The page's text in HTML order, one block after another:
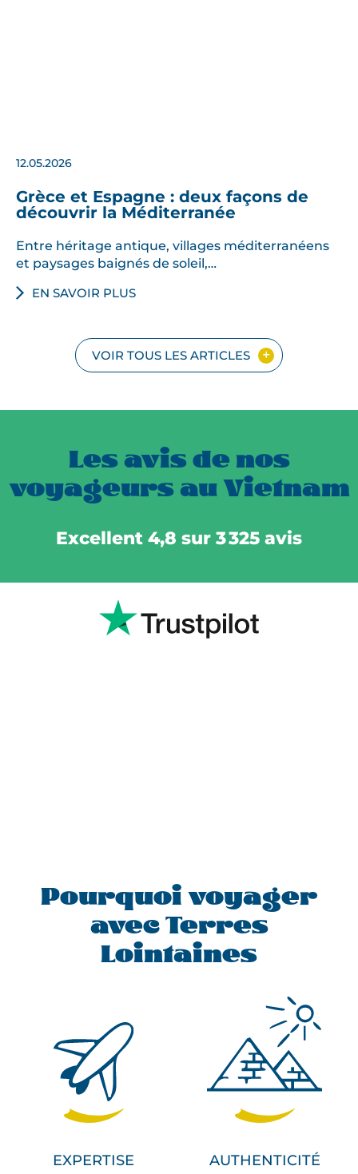
12.05.2026
Grèce et Espagne : deux façons de
découvrir la Méditerranée
Entre héritage antique, villages méditerranéens
et paysages baignés de soleil,…
EN SAVOIR PLUS
VOIR TOUS LES ARTICLES
Les avis de nos
voyageurs au Vietnam
Excellent 4,8 sur 3 325 avis
Pourquoi voyager
avec Terres
Lointaines
EXPERTISE AUTHENTICITÉ